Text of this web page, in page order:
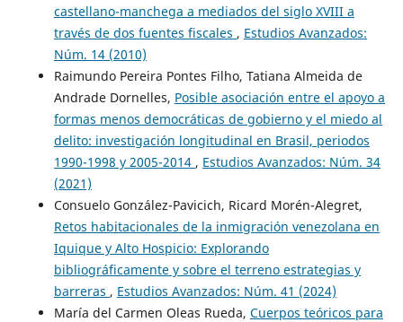
castellano-manchega a mediados del siglo XVIII a
través de dos fuentes fiscales , Estudios Avanzados:
Núm. 14 (2010)
Raimundo Pereira Pontes Filho, Tatiana Almeida de
Andrade Dornelles, Posible asociación entre el apoyo a
formas menos democráticas de gobierno y el miedo al
delito: investigación longitudinal en Brasil, periodos
1990-1998 y 2005-2014 , Estudios Avanzados: Núm. 34
(2021)
Consuelo González-Pavicich, Ricard Morén-Alegret,
Retos habitacionales de la inmigración venezolana en
Iquique y Alto Hospicio: Explorando
bibliográficamente y sobre el terreno estrategias y
barreras , Estudios Avanzados: Núm. 41 (2024)
María del Carmen Oleas Rueda, Cuerpos teóricos para